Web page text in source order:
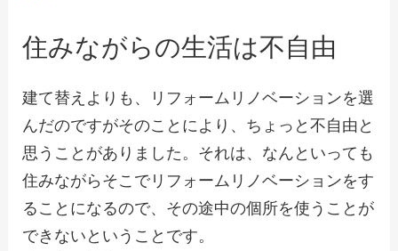
住みながらの生活は不自由
建て替えよりも、リフォームリノベーションを選
んだのですがそのことにより、ちょっと不自由と
思うことがありました。それは、なんといっても
住みながらそこでリフォームリノベーションをす
ることになるので、その途中の個所を使うことが
できないということです。